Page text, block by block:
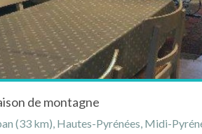
de montagne
(33 km), Hautes-Pyrénées, Midi-